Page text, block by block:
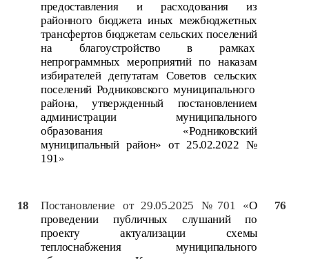
предоставления и расходования из
районного бюджета иных межбюджетных
трансфертов бюджетам сельских поселений
на благоустройство в рамках
непрограммных мероприятий по наказам
избирателей депутатам Советов сельских
поселений Родниковского муниципального
района, утвержденный постановлением
администрации муниципального
образования «Родниковский
муниципальный район» от 25.02.2022 №
191»
18 Постановление от 29.05.2025 №701 «О
проведении публичных слушаний по
проекту актуализации схемы
теплоснабжения муниципального
76